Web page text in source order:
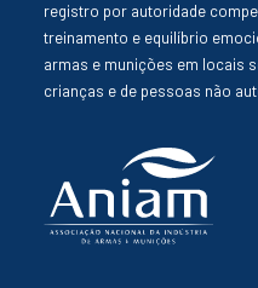
registro por autoridade
treinamento e equilíbrio
armas e munições em locais
crianças e de pessoas não